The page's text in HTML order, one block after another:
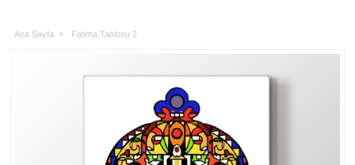
Ana Sayfa » Fatima Tablosu 2